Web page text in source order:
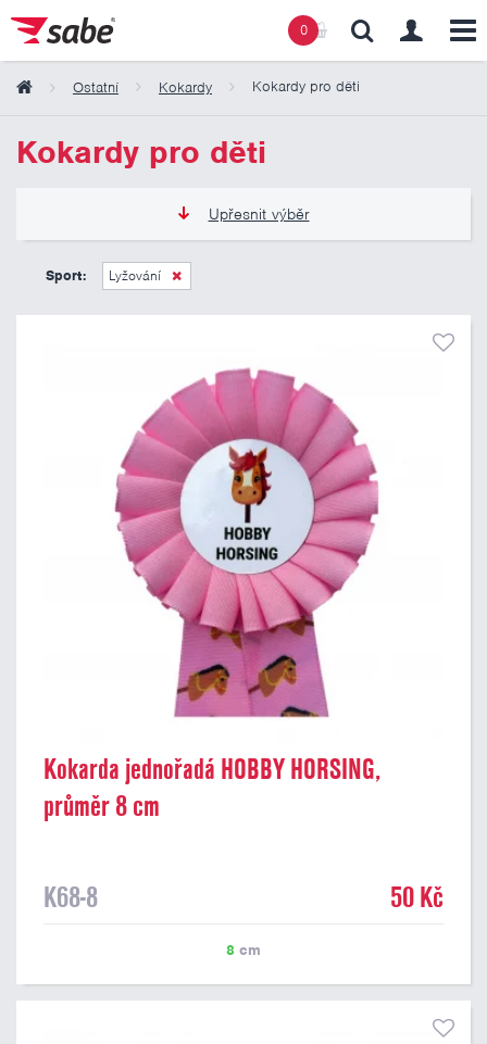
0
Ostatní Kokardy Kokardy pro děti
Kokardy pro děti
Upřesnit výběr
50 Kč
Sport: Lyžování
Kokarda jednořadá HOBBY HORSING,
průměr 8 cm
K68-8 50 Kč
8 cm
Obsah košíku